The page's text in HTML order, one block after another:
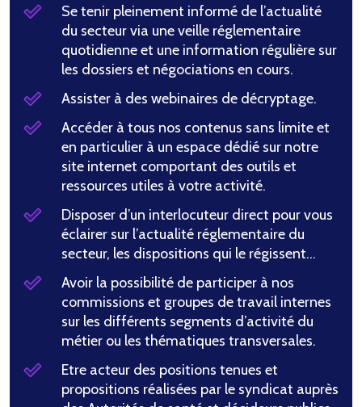
Se tenir pleinement informé de l’actualité
du secteur via une veille réglementaire
quotidienne et une information régulière sur
les dossiers et négociations en cours.
Assister à des webinaires de décryptage.
Accéder à tous nos contenus sans limite et
en particulier à un espace dédié sur notre
site internet comportant des outils et
ressources utiles à votre activité.
Disposer d’un interlocuteur direct pour vous
éclairer sur l’actualité réglementaire du
secteur, les dispositions qui le régissent…
Avoir la possibilité de participer à nos
commissions et groupes de travail internes
sur les différents segments d’activité du
métier ou les thématiques transversales.
Etre acteur des positions tenues et
propositions réalisées par le syndicat auprès